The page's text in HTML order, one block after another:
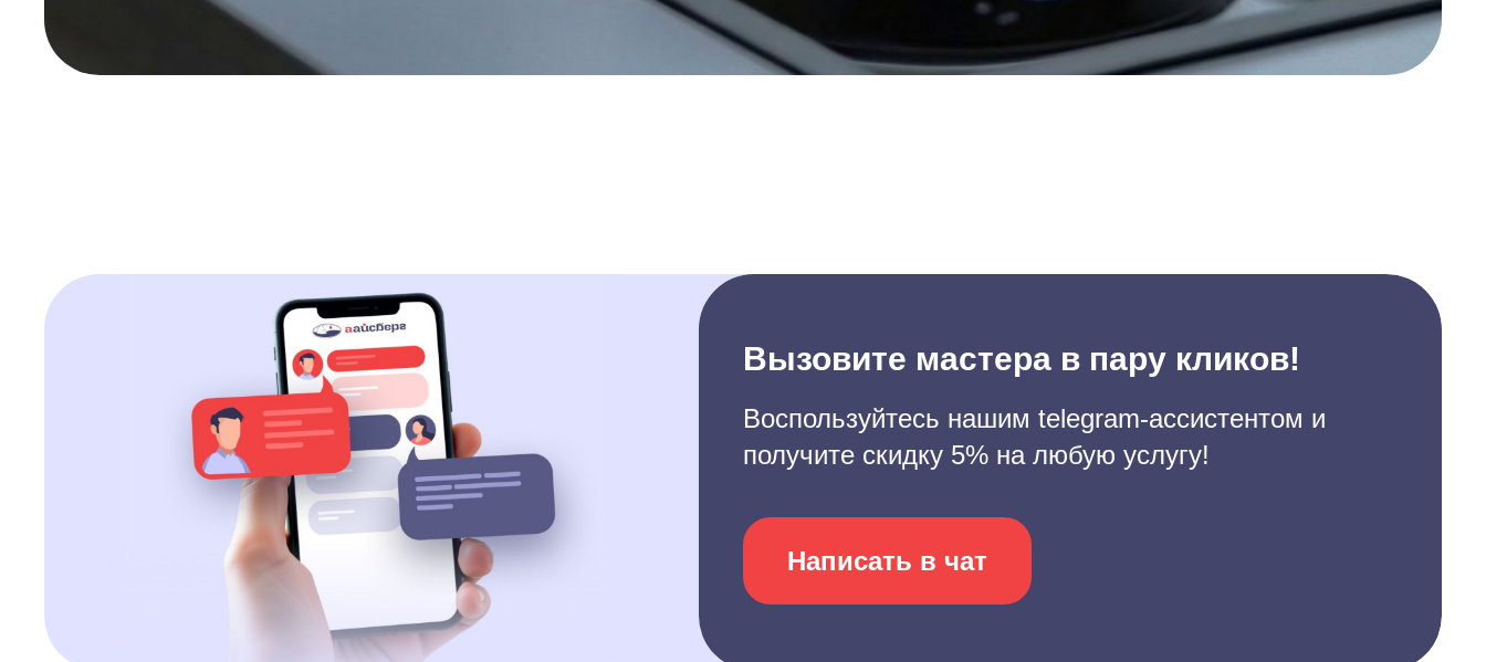
Вызовите мастера в пару кликов!
Воспользуйтесь нашим telegram-ассистентом и
получите скидку 5% на любую услугу!
Написать в чат